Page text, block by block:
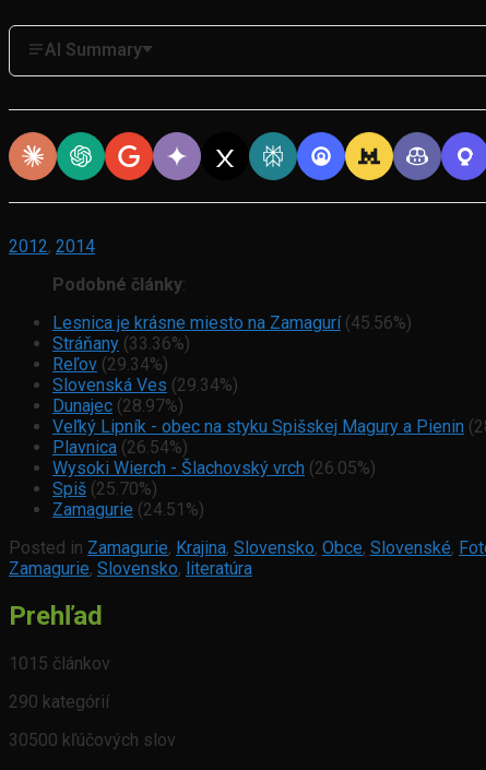
AI Summary
2012, 2014
Podobné články:
Lesnica je krásne miesto na Zamagurí(45.56%)
Stráňany (33.36%)
Reľov (29.34%)
Slovenská Ves (29.34%)
Dunajec (28.97%)
Veľký Lipník - obec na styku Spišskej Magury a Pienin
Plavnica (26.54%)
Wysoki Wierch - Šlachovský vrch (26.05%)
Spiš (25.70%)
Zamagurie (24.51%)
Posted in Zamagurie, Krajina, Slovensko, Obce, Slovenské,
Zamagurie, Slovensko, literatúra
Prehľad
1015 článkov
290 kategórií
30500 kľúčových slov